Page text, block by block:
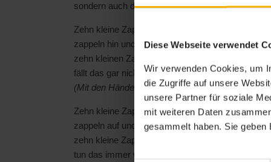
Diese Webseite verwendet
Wir verwenden Cookies, um
die Zugriffe auf unsere
unsere Partner für soziale
mit weiteren Daten
gesammelt haben. Sie
sondern auch die Motorik.
Zehn kleine Zappelmänner
zappeln hin und her,
zehn kleinen Zappelmännern
fällt das gar nicht schwer
(Mit den Händen wild herumzappeln, auch die
Zehn kleine Zappelmänner
zappeln auf und nieder,
zehn kleine Zappelmänner
tun das immer wieder.